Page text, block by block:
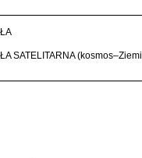
SATELITARNA